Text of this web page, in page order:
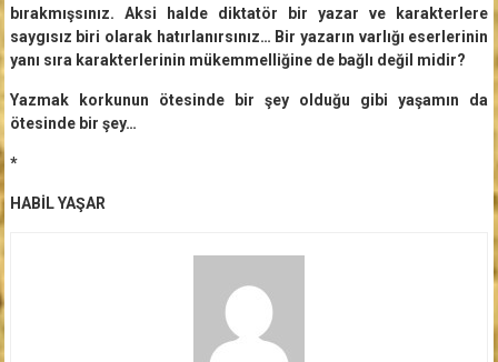
bırakmışsınız. Aksi halde diktatör bir yazar ve karakterlere
saygısız biri olarak hatırlanırsınız… Bir yazarın varlığı eserlerinin
yanı sıra karakterlerinin mükemmelliğine de bağlı değil midir?
Yazmak korkunun ötesinde bir şey olduğu gibi yaşamın da
ötesinde bir şey…
*
HABİL YAŞAR